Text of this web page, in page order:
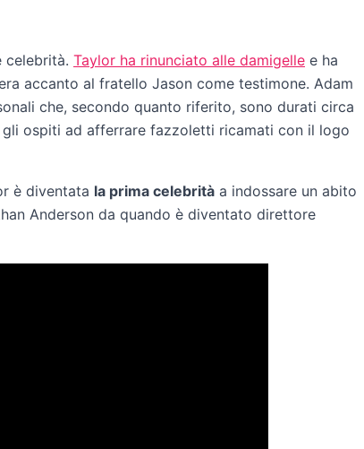
celebrità. Taylor ha rinunciato alle damigelle e ha
accanto al fratello Jason come testimone. Adam
che, secondo quanto riferito, sono durati circa
ospiti ad afferrare fazzoletti ricamati con il logo
è diventata la prima celebrità a indossare un abito
Anderson da quando è diventato direttore